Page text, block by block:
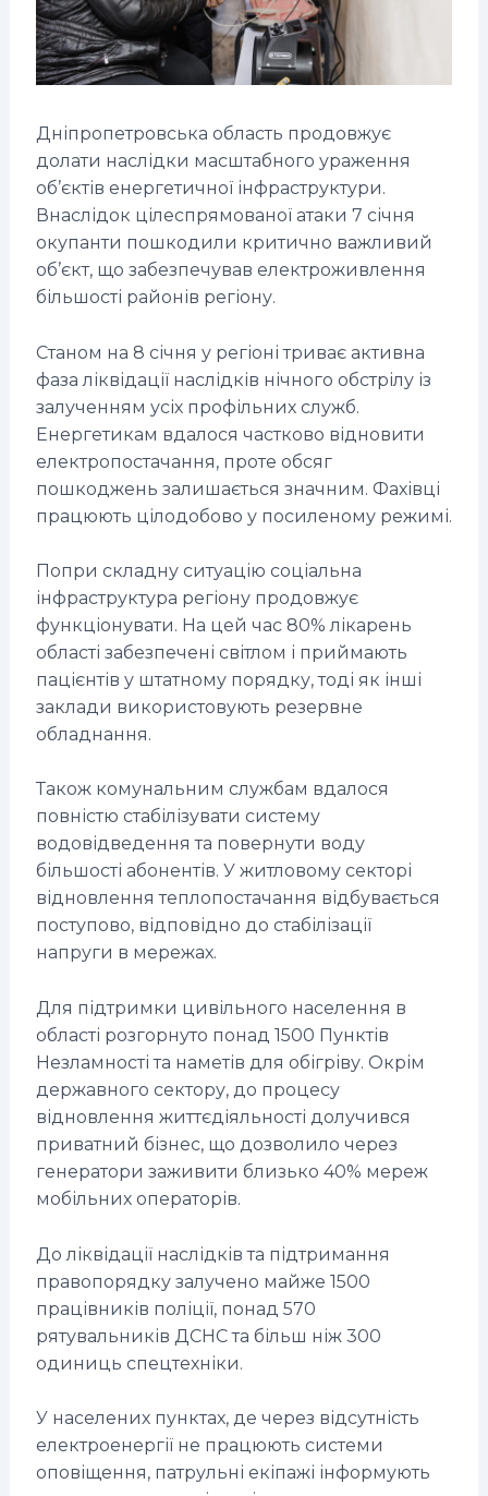
Дніпропетровська область продовжує
долати наслідки масштабного ураження
об’єктів енергетичної інфраструктури.
Внаслідок цілеспрямованої атаки 7 січня
окупанти пошкодили критично важливий
об’єкт, що забезпечував електроживлення
більшості районів регіону.
Станом на 8 січня у регіоні триває активна
фаза ліквідації наслідків нічного обстрілу із
залученням усіх профільних служб.
Енергетикам вдалося частково відновити
електропостачання, проте обсяг
пошкоджень залишається значним. Фахівці
працюють цілодобово у посиленому режимі.
Попри складну ситуацію соціальна
інфраструктура регіону продовжує
функціонувати. На цей час 80% лікарень
області забезпечені світлом і приймають
пацієнтів у штатному порядку, тоді як інші
заклади використовують резервне
обладнання.
Також комунальним службам вдалося
повністю стабілізувати систему
водовідведення та повернути воду
більшості абонентів. У житловому секторі
відновлення теплопостачання відбувається
поступово, відповідно до стабілізації
напруги в мережах.
Для підтримки цивільного населення в
області розгорнуто понад 1500 Пунктів
Незламності та наметів для обігріву. Окрім
державного сектору, до процесу
відновлення життєдіяльності долучився
приватний бізнес, що дозволило через
генератори заживити близько 40% мереж
мобільних операторів.
До ліквідації наслідків та підтримання
правопорядку залучено майже 1500
працівників поліції, понад 570
рятувальників ДСНС та більш ніж 300
одиниць спецтехніки.
У населених пунктах, де через відсутність
електроенергії не працюють системи
оповіщення, патрульні екіпажі інформують